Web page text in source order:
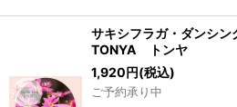
サキシフラガ・ダンシン
TONYA トンヤ
1,920円(税込)
ご予約承り中